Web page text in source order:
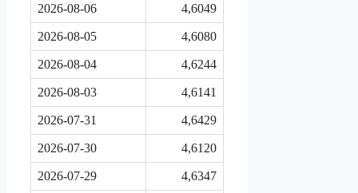
2026-08-06 4,6049
2026-08-05 4,6080
2026-08-04 4,6244
2026-08-03 4,6141
2026-07-31 4,6429
2026-07-30 4,6120
2026-07-29 4,6347